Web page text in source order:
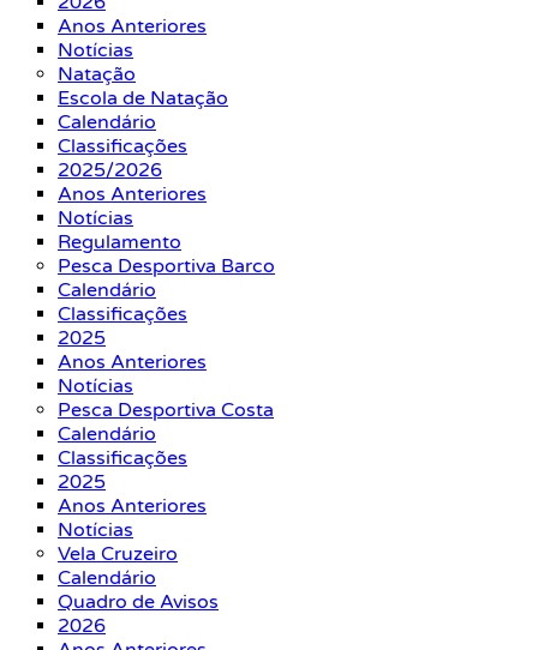
Anos Anteriores
Notícias
Natação
Escola de Natação
Calendário
Classificações
2025/2026
Anos Anteriores
Notícias
Regulamento
Pesca Desportiva Barco
Calendário
Classificações
2025
Anos Anteriores
Notícias
Pesca Desportiva Costa
Calendário
Classificações
2025
Anos Anteriores
Notícias
Vela Cruzeiro
Calendário
Quadro de Avisos
2026